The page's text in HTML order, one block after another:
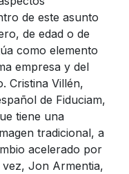
de este asunto
de edad o de
como elemento
empresa y del
Cristina Villén,
de Fiduciam,
tiene una
tradicional, a
acelerado por
vez, Jon Armentia,